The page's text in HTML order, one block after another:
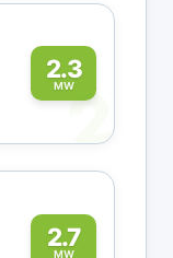
2.3
MW2
2.7
MW